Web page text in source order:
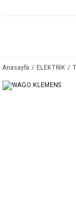
Anasayfa ELEKTRİK